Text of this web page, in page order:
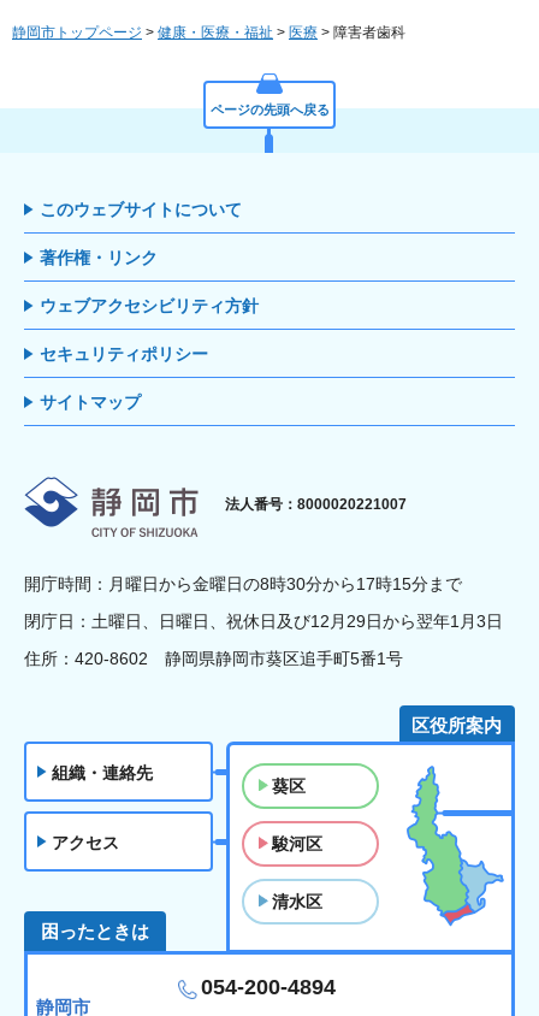
静岡市トップページ > 健康・医療・福祉 > 医療 > 障害者歯科
ページの先頭へ戻る
このウェブサイトについて
著作権・リンク
ウェブアクセシビリティ方針
セキュリティポリシー
サイトマップ
静岡市
法人番号：8000020221007
開庁時間：月曜日から金曜日の8時30分から17時15分まで
閉庁日：土曜日、日曜日、祝休日及び12月29日から翌年1月3日
住所：420-8602 静岡県静岡市葵区追手町5番1号
組織・連絡先
アクセス
区役所案内
葵区
駿河区
清水区
困ったときは
静岡市
054-200-4894